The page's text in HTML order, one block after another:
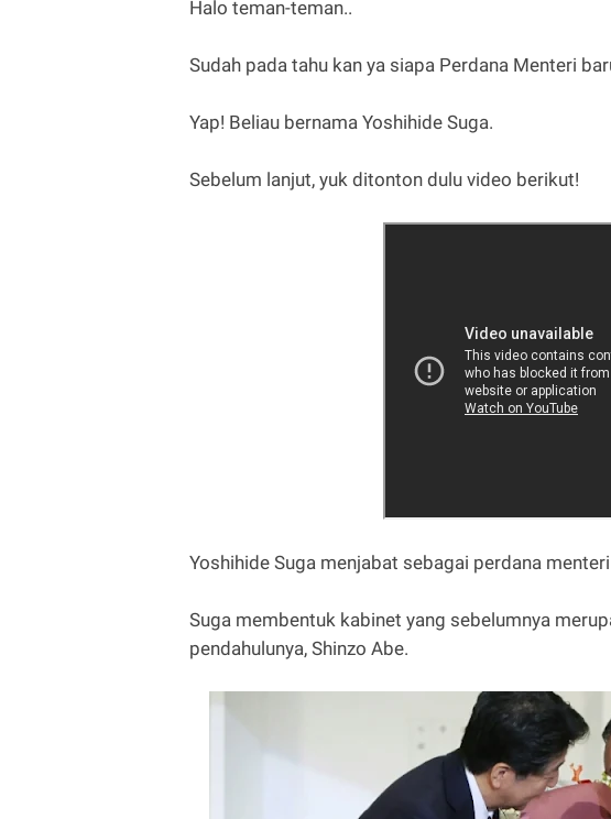
Halo teman-teman..
Sudah pada tahu kan ya siapa Perdana Menteri
Yap! Beliau bernama Yoshihide Suga.
Sebelum lanjut, yuk ditonton dulu video berikut!
Yoshihide Suga menjabat sebagai perdana
Suga membentuk kabinet yang sebelumnya
pendahulunya, Shinzo Abe.